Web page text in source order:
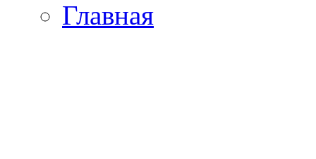
Главная